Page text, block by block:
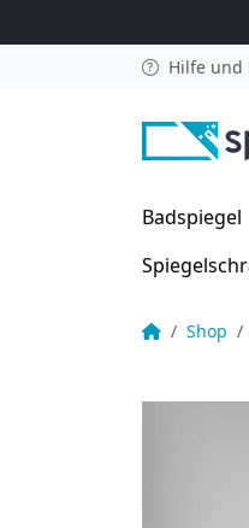
Hilfe und
Badspiegel
Startseite
Shop